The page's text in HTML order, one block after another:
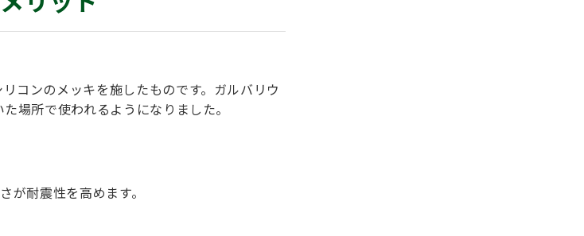
コンのメッキを施したものです。ガルバリウ
場所で使われるようになりました。
耐震性を高めます。